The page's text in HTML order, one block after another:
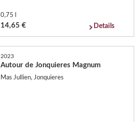
0,75 l
14,65 € Details
2023
Autour de Jonquieres Magnum
Mas Jullien, Jonquieres